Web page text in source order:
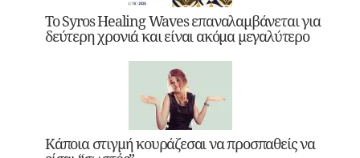
Το Syros Healing Waves επαναλαμβάνεται για
δεύτερη χρονιά και είναι ακόμα μεγαλύτερο
Κάποια στιγμή κουράζεσαι να προσπαθείς να